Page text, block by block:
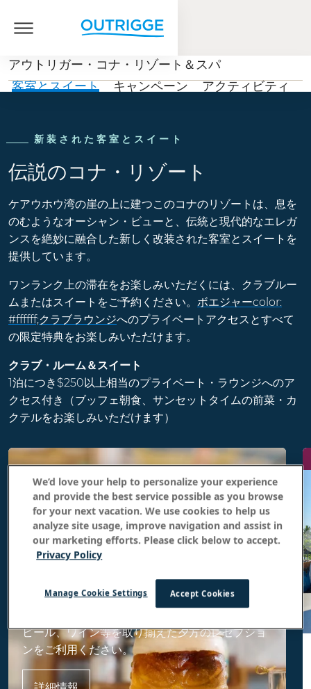
アウトリガー・コナ・リゾート＆スパ
客室とスイート
キャンペーン アクティビティ
新装された客室とスイート
伝説のコナ・リゾート
ケアウホウ湾の崖の上に建つこのコナのリゾートは、息を
のむようなオーシャン・ビューと、伝統と現代的なエレガ
ンスを絶妙に融合した新しく改装された客室とスイートを
提供しています。
ワンランク上の滞在をお楽しみいただくには、クラブルー
ムまたはスイートをご予約ください。 ボエジャーcolor:
#ffffff;クラブラウンジへのプライベートアクセスとすべて
の限定特典をお楽しみいただけます。
クラブ・ルーム＆スイート
1泊につき$250以上相当のプライベート・ラウンジへのア
クセス付き（ブッフェ朝食、サンセットタイムの前菜・カ
クテルをお楽しみいただけます）
ボエジャー47クラ
ブ・ラウンジ
ボエジャー47クラブルームにアップグレードする
と、素晴らしい海の景色、専用クラブ・ラウンジ
をお楽しみいただけます。毎朝のコンチネンタル
ブレックファーストとプレミアムコナコーヒーに
ビール、ワイン等を取り揃えた夕方のレセプショ
ンをご利用ください。
We’d love your help to personalize your experience
and provide the best service possible as you browse
for your next vacation. We use cookies to help us
analyze site usage, improve navigation and assist in
our marketing efforts. Please click below to accept.
Privacy Policy
Accept Cookies
Manage Cookie Settings